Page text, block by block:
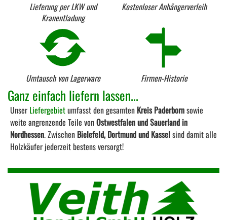
Lieferung per LKW und
Kranentladung
Kostenloser Anhängerverleih
Umtausch von Lagerware Firmen-Historie
Ganz einfach liefern lassen...
Unser Liefergebietumfasst den gesamten Kreis Paderbornsowie
weite angrenzende Teile vonOstwestfalen und Sauerland in
Nordhessen. Zwischen Bielefeld, Dortmund und Kasselsind damit alle
Holzkäufer jederzeit bestens versorgt!